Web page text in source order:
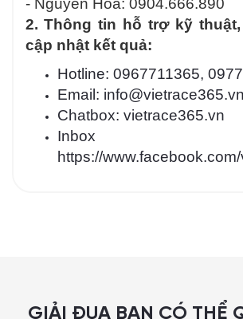
- Nguyễn Hòa: 0904.666.890
2. Thông tin hỗ trợ kỹ
cập nhật kết quả:
Hotline: 0967711365,
Email: info@vietrace365.vn
Chatbox: vietrace365.vn
Inbox
https://
GIẢI ĐUA BẠN CÓ THỂ